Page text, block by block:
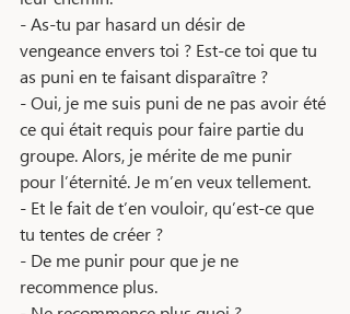
- As-tu par hasard un désir de
vengeance envers toi ? Est-ce toi que tu
as puni en te faisant disparaître ?
- Oui, je me suis puni de ne pas avoir été
ce qui était requis pour faire partie du
groupe. Alors, je mérite de me punir
pour l’éternité. Je m’en veux tellement.
- Et le fait de t’en vouloir, qu’est-ce que
tu tentes de créer ?
- De me punir pour que je ne
recommence plus.